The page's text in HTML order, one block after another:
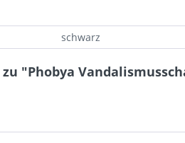
schwarz
"Phobya